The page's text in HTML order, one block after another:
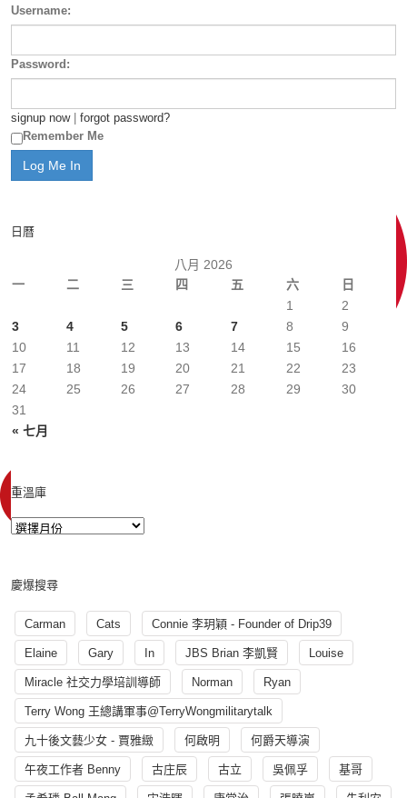
Username:
Password:
signup now| forgot password?
Remember Me
日曆
八月 2026
一
二 三 四 五 六 日
« 七月
1
2
3
4 5 6 7 8
9
10
11 12 13 14 15
16
17
18 19 20 21 22
23
24
25 26 27 28 29
30
31
重溫庫
慶爆搜尋
Carman Cats Connie 李玥穎 - Founder of Drip39
Elaine Gary In JBS Brian 李凱賢 Louise
Miracle 社交力學培訓導師 Norman Ryan
Terry Wong 王總講軍事@TerryWongmilitarytalk
九十後文藝少女 - 賈雅緻 何啟明 何爵天導演
午夜工作者 Benny 古庄辰 古立 吳佩孚 基哥